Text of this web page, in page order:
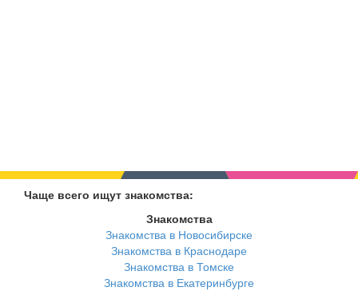
Чаще всего ищут знакомства:
Знакомства
Знакомства в Новосибирске
Знакомства в Краснодаре
Знакомства в Томске
Знакомства в Екатеринбурге